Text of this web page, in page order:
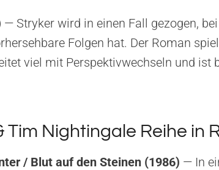
— Stryker wird in einen Fall gezogen,
Folgen hat. Der Roman
viel mit Perspektivwechseln und ist
Tim Nightingale Reihe in
/ Blut auf den Steinen (1986) — In